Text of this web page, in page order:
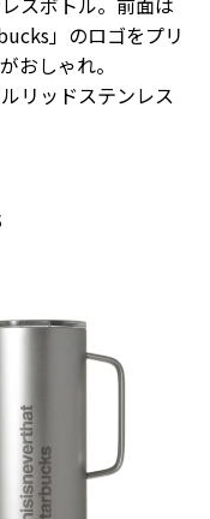
」のロゴをプリ
おしゃれ。
リッドステンレス